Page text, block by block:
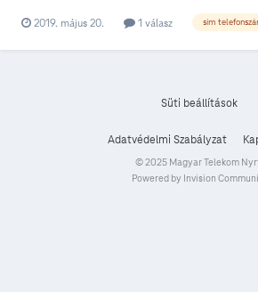
bármi módon megtudhatom -e rajtatok keresztül a
2019. május 20. 1 válasz sim
Süti beállítások
Adatvédelmi Szabályzat
© 2025 Magyar Telekom
Powered by Invision